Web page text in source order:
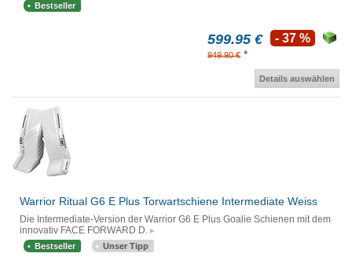
Bestseller
599.95 €
949.90 € *
- 37 %
Details auswählen
Warrior Ritual G6 E Plus Torwartschiene Intermediate Weiss
Die Intermediate-Version der Warrior G6 E Plus Goalie Schienen mit dem
innovativ FACE FORWARD D.
Bestseller Unser Tipp